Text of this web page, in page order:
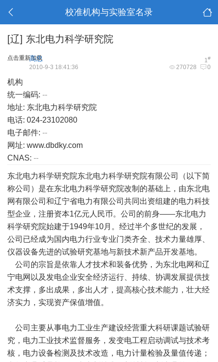
校准机构与实验室名录
[辽] 东北电力科学研究院
点击重新加载 1#
高忠
270728 0
2010-9-3 18:41:36
机构
统一编码: --
地址: 东北电力科学研究院
电话: 024-23102080
电子邮件: --
网址: www.dbdky.com
CNAS: --
东北电力科学研究院东北电力科学研究院有限公司（以下简
称公司）是在东北电力科学研究院改制的基础上，由东北电
网有限公司和辽宁省电力有限公司共同出资组建的电力科技
型企业，注册资本1亿元人民币。公司的前身——东北电力
科学研究院始建于1949年10月。经过半个多世纪的发展，
公司已经成为国内电力行业专业门类齐全、技术力量雄厚、
仪器设备先进的试验研究基地与新技术新产品开发基地。
公司的宗旨是依靠人才技术和装备优势，为东北电网和辽
宁电网以及发电企业安全经济运行、持续、协调发展提供技
术支撑，多出成果，多出人才，提高核心技术能力，壮大经
济实力，实现资产保值增值。
公司主要从事电力工业生产建设经营重大科研课题试验研
究，电力工业技术监督服务，发变电工程启动调试与技术考
核，电力设备检测及技术改造，电力计量检验及量值传递；